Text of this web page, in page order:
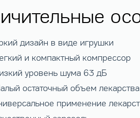
дизайн в виде игрушки
и компактный компрессор
уровень шума 63 дБ
остаточный объем лекарства
применение